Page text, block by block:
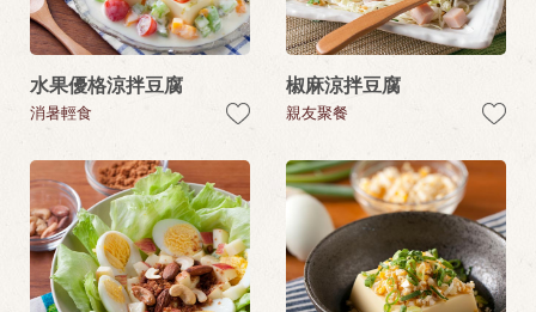
水果優格涼拌豆腐
消暑輕食
椒麻涼拌豆腐
親友聚餐